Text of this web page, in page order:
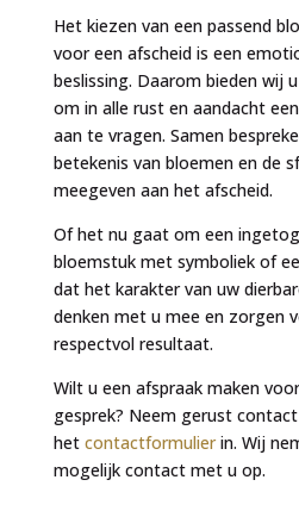
Het kiezen van een passend
voor een afscheid is een
beslissing. Daarom bieden wij
om in alle rust en aandacht
aan te vragen. Samen
betekenis van bloemen en de
meegeven aan het afscheid.
Of het nu gaat om een
bloemstuk met symboliek of
dat het karakter van uw
denken met u mee en zorgen
respectvol resultaat.
Wilt u een afspraak maken
gesprek? Neem gerust
het contactformulierin. Wij
mogelijk contact met u op.